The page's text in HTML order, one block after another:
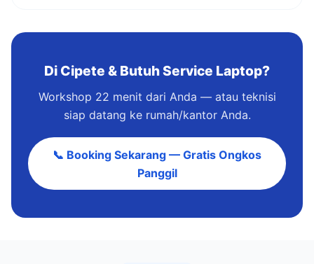
Di Cipete & Butuh Service Laptop?
Workshop 22 menit dari Anda — atau teknisi
siap datang ke rumah/kantor Anda.
📞 Booking Sekarang — Gratis Ongkos
Panggil